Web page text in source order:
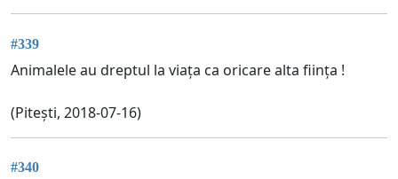
#339
Animalele au dreptul la viața ca oricare alta ființa !
(Pitești, 2018-07-16)
#340